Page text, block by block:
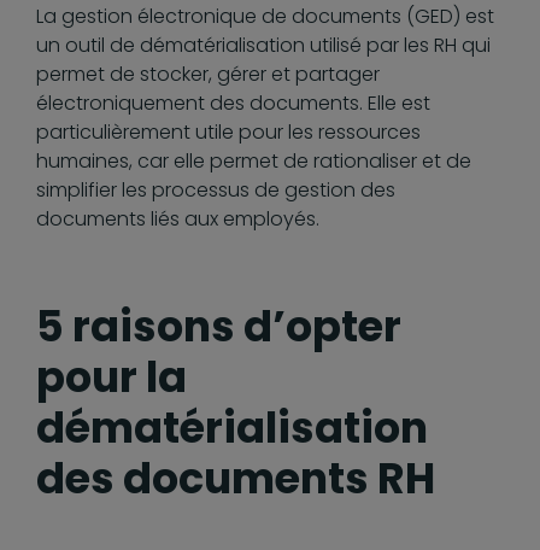
La gestion électronique de documents (GED) est
un outil de dématérialisation utilisé par les RH qui
permet de stocker, gérer et partager
électroniquement des documents. Elle est
particulièrement utile pour les ressources
humaines, car elle permet de rationaliser et de
simplifier les processus de gestion des
documents liés aux employés.
5 raisons d’opter
pour la
dématérialisation
des documents RH